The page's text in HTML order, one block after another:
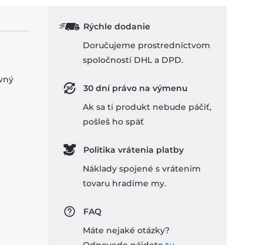
Rýchle dodanie
Doručujeme prostredníctvom
spoločností DHL a DPD.
30 dní právo na výmenu
Ak sa ti produkt nebude páčiť,
pošleš ho späť
Politika vrátenia platby
Náklady spojené s vrátením
tovaru hradíme my.
FAQ
Máte nejaké otázky?